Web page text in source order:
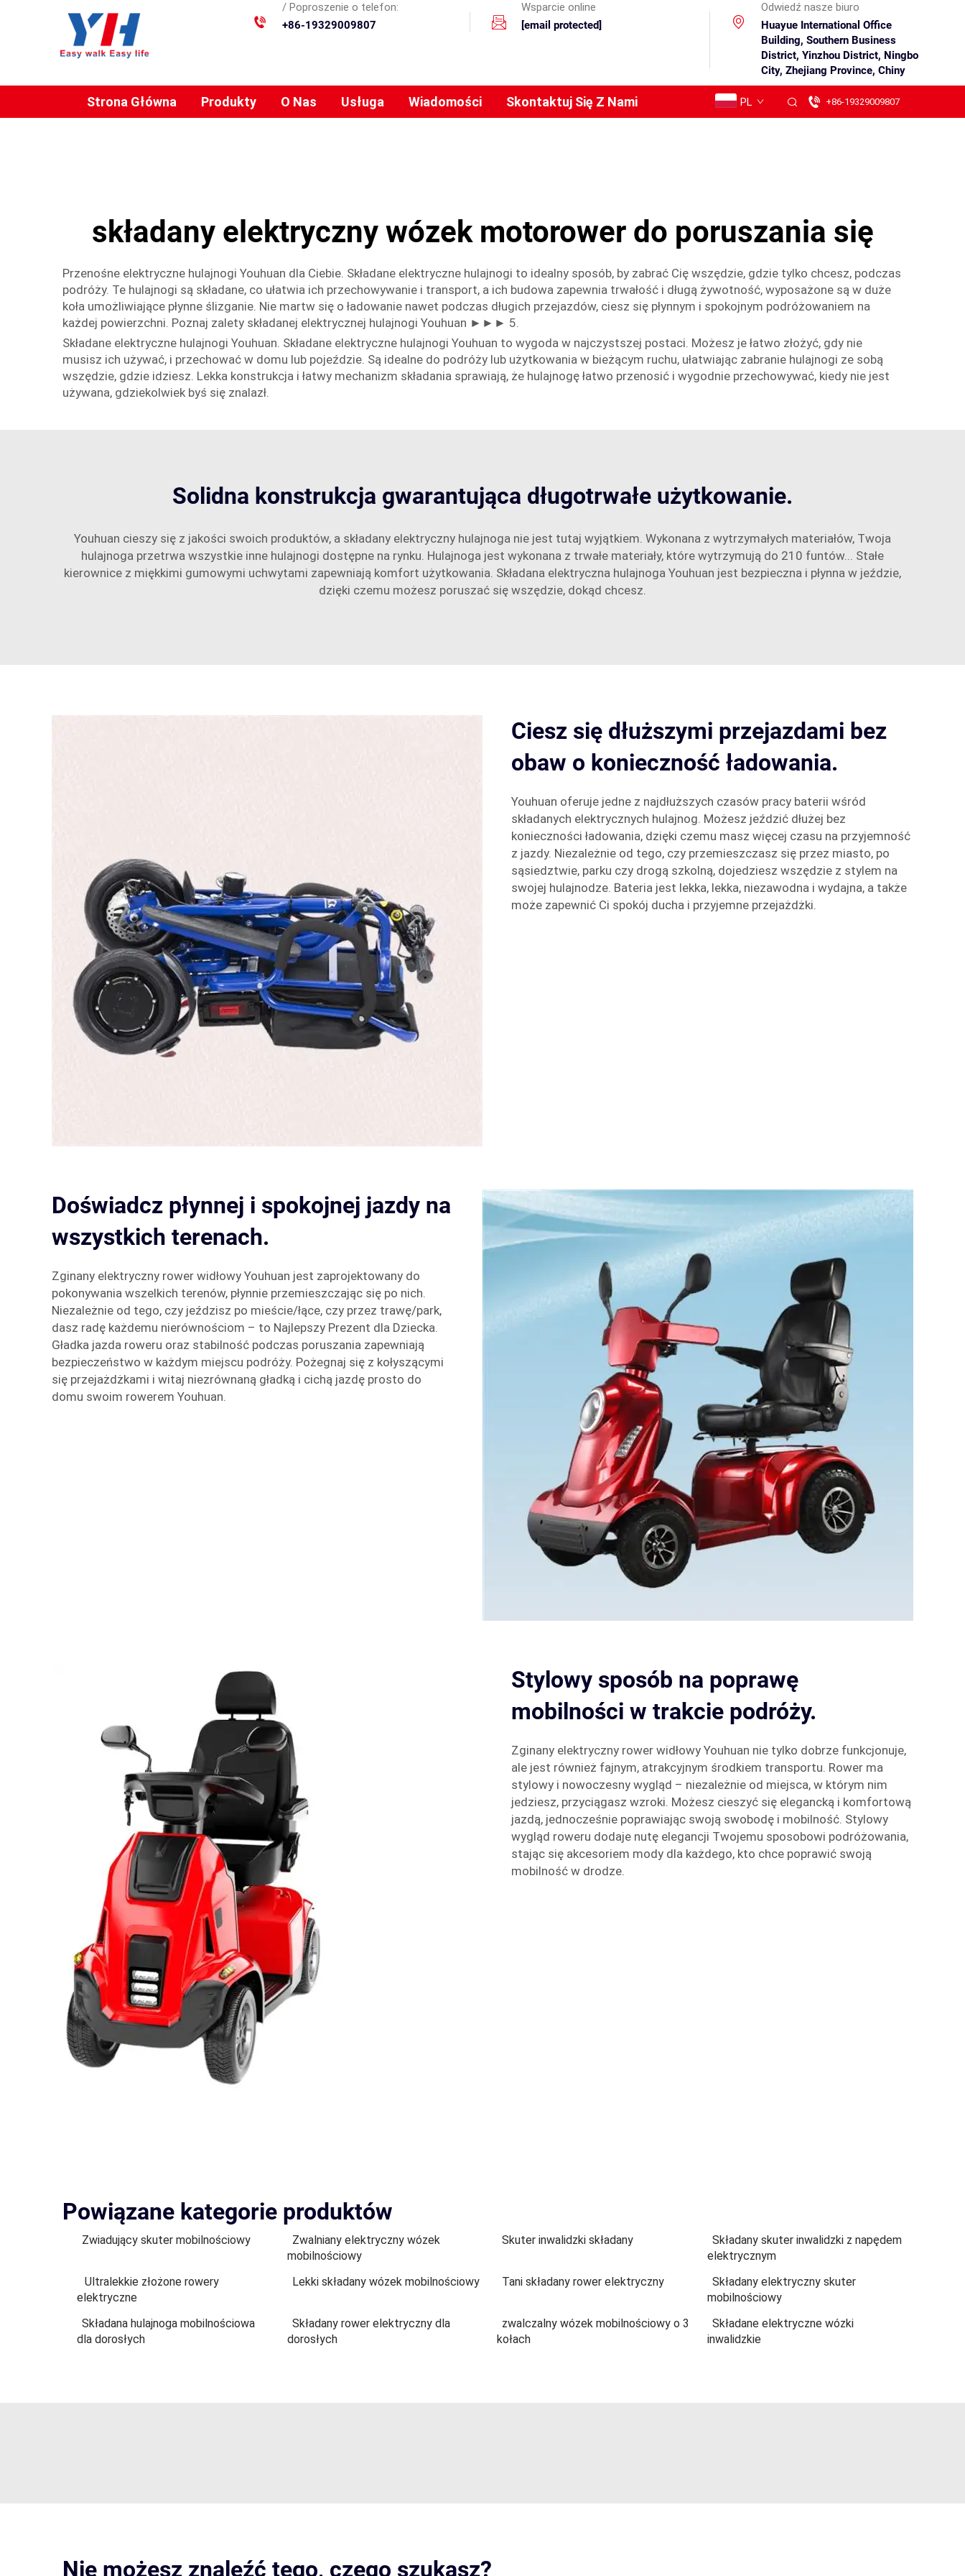
/ Poproszenie o telefon:
+86-19329009807
Wsparcie online
[email protected]
Odwiedź nasze biuro
Huayue International Office
Building, Southern Business
District, Yinzhou District, Ningbo
City, Zhejiang Province, Chiny
Strona Główna Produkty O Nas Usługa Wiadomości Skontaktuj Się Z Nami PL +86-19329009807
składany elektryczny wózek motorower do poruszania się
Przenośne elektryczne hulajnogi Youhuan dla Ciebie. Składane elektryczne hulajnogi to idealny sposób, by zabrać Cię wszędzie, gdzie tylko chcesz, podczas
podróży. Te hulajnogi są składane, co ułatwia ich przechowywanie i transport, a ich budowa zapewnia trwałość i długą żywotność, wyposażone są w duże
koła umożliwiające płynne ślizganie. Nie martw się o ładowanie nawet podczas długich przejazdów, ciesz się płynnym i spokojnym podróżowaniem na
każdej powierzchni. Poznaj zalety składanej elektrycznej hulajnogi Youhuan ►►► 5.
Składane elektryczne hulajnogi Youhuan. Składane elektryczne hulajnogi Youhuan to wygoda w najczystszej postaci. Możesz je łatwo złożyć, gdy nie
musisz ich używać, i przechować w domu lub pojeździe. Są idealne do podróży lub użytkowania w bieżącym ruchu, ułatwiając zabranie hulajnogi ze sobą
wszędzie, gdzie idziesz. Lekka konstrukcja i łatwy mechanizm składania sprawiają, że hulajnogę łatwo przenosić i wygodnie przechowywać, kiedy nie jest
używana, gdziekolwiek byś się znalazł.
Solidna konstrukcja gwarantująca długotrwałe użytkowanie.
Youhuan cieszy się z jakości swoich produktów, a składany elektryczny hulajnoga nie jest tutaj wyjątkiem. Wykonana z wytrzymałych materiałów, Twoja
hulajnoga przetrwa wszystkie inne hulajnogi dostępne na rynku. Hulajnoga jest wykonana z trwałe materiały, które wytrzymują do 210 funtów... Stałe
kierownice z miękkimi gumowymi uchwytami zapewniają komfort użytkowania. Składana elektryczna hulajnoga Youhuan jest bezpieczna i płynna w jeździe,
dzięki czemu możesz poruszać się wszędzie, dokąd chcesz.
Ciesz się dłuższymi przejazdami bez
obaw o konieczność ładowania.
Youhuan oferuje jedne z najdłuższych czasów pracy baterii wśród
składanych elektrycznych hulajnog. Możesz jeździć dłużej bez
konieczności ładowania, dzięki czemu masz więcej czasu na przyjemność
z jazdy. Niezależnie od tego, czy przemieszczasz się przez miasto, po
sąsiedztwie, parku czy drogą szkolną, dojedziesz wszędzie z stylem na
swojej hulajnodze. Bateria jest lekka, lekka, niezawodna i wydajna, a także
może zapewnić Ci spokój ducha i przyjemne przejażdżki.
Doświadcz płynnej i spokojnej jazdy na
wszystkich terenach.
Zginany elektryczny rower widłowy Youhuan jest zaprojektowany do
pokonywania wszelkich terenów, płynnie przemieszczając się po nich.
Niezależnie od tego, czy jeździsz po mieście/łące, czy przez trawę/park,
dasz radę każdemu nierównościom – to Najlepszy Prezent dla Dziecka.
Gładka jazda roweru oraz stabilność podczas poruszania zapewniają
bezpieczeństwo w każdym miejscu podróży. Pożegnaj się z kołyszącymi
się przejażdżkami i witaj niezrównaną gładką i cichą jazdę prosto do
domu swoim rowerem Youhuan.
Stylowy sposób na poprawę
mobilności w trakcie podróży.
Zginany elektryczny rower widłowy Youhuan nie tylko dobrze funkcjonuje,
ale jest również fajnym, atrakcyjnym środkiem transportu. Rower ma
stylowy i nowoczesny wygląd – niezależnie od miejsca, w którym nim
jedziesz, przyciągasz wzroki. Możesz cieszyć się elegancką i komfortową
jazdą, jednocześnie poprawiając swoją swobodę i mobilność. Stylowy
wygląd roweru dodaje nutę elegancji Twojemu sposobowi podróżowania,
stając się akcesoriem mody dla każdego, kto chce poprawić swoją
mobilność w drodze.
Powiązane kategorie produktów
Zwiadujący skuter mobilnościowy
Zwalniany elektryczny wózek
mobilnościowy
Skuter inwalidzki składany
Składany skuter inwalidzki z napędem
elektrycznym
Ultralekkie złożone rowery
elektryczne
Lekki składany wózek mobilnościowy Tani składany rower elektryczny
Składany elektryczny skuter
mobilnościowy
Składana hulajnoga mobilnościowa
dla dorosłych
Składany rower elektryczny dla
dorosłych
zwalczalny wózek mobilnościowy o 3
kołach
Składane elektryczne wózki
inwalidzkie
Nie możesz znaleźć tego, czego szukasz?